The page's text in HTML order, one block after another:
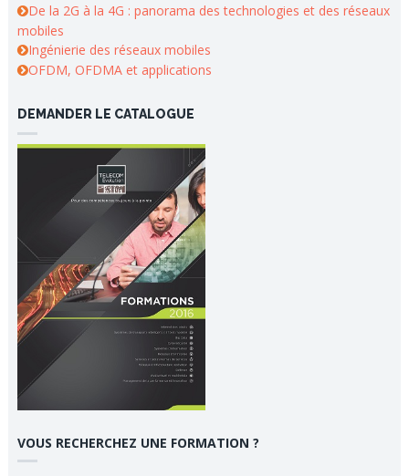
De la 2G à la 4G : panorama des technologies et des réseaux
mobiles
Ingénierie des réseaux mobiles
OFDM, OFDMA et applications
DEMANDER LE CATALOGUE
VOUS RECHERCHEZ UNE FORMATION ?